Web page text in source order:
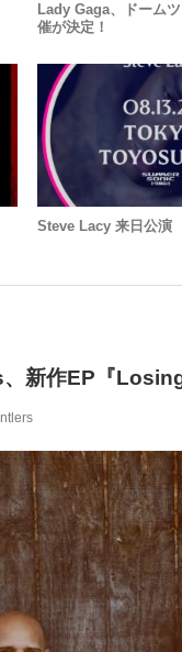
Lady Gaga、ドーム
催が決定！
Steve Lacy 来日公演
新作EP『